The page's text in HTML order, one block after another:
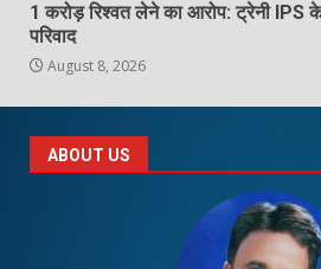
1 करोड़ रिश्वत लेने का आरोप: ट्रेनी IPS
परिवाद
August 8, 2026
ABOUT US